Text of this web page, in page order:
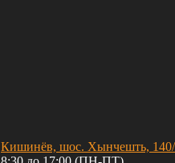
Кишинёв, шос. Хынчешть,